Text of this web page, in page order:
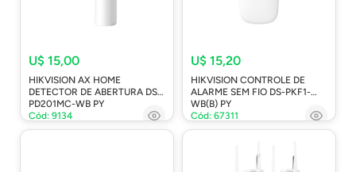
U$ 15,00
HIKVISION AX HOME
DETECTOR DE ABERTURA DS-
PD201MC-WB PY
Cód: 9134
U$ 15,20
HIKVISION CONTROLE DE
ALARME SEM FIO DS-PKF1-
WB(B) PY
Cód: 67311